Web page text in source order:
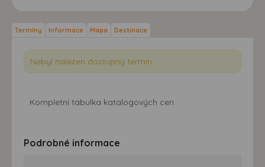
Termíny Informace Mapa Destinace
Nebyl nalezen dostupný termín.
Kompletní tabulka katalogových cen
Podrobné informace